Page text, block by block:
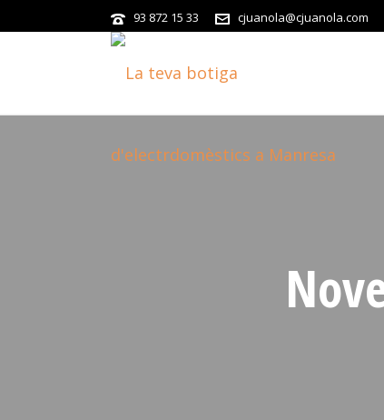
93 872 15 33 cjuanola@cjuanola.com